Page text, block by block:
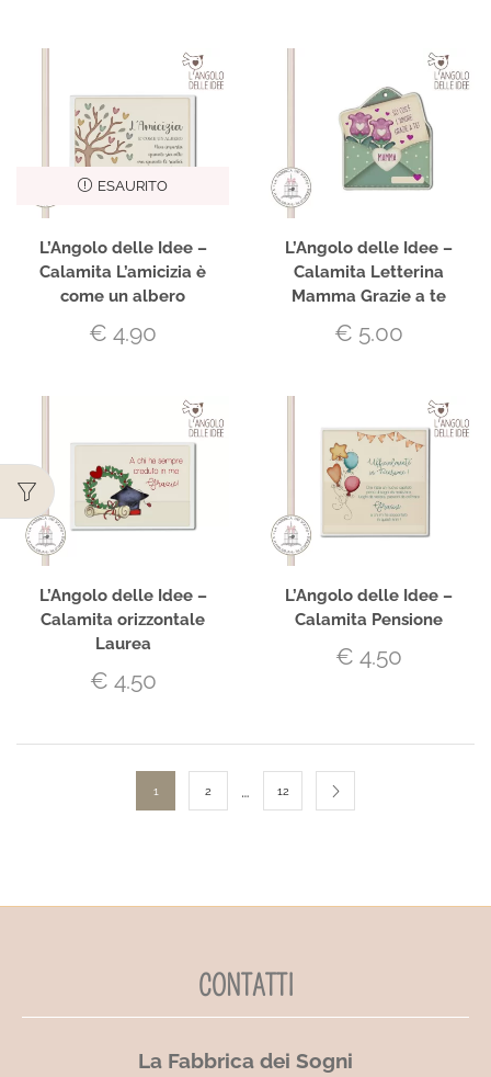
ESAURITO
L’Angolo delle Idee –
Calamita L’amicizia è
come un albero
€ 4.90
L’Angolo delle Idee –
Calamita Letterina
Mamma Grazie a te
€ 5.00
L’Angolo delle Idee –
Calamita orizzontale
Laurea
€ 4.50
L’Angolo delle Idee –
Calamita Pensione
€ 4.50
1 2 … 12
CONTATTI
La Fabbrica dei Sogni